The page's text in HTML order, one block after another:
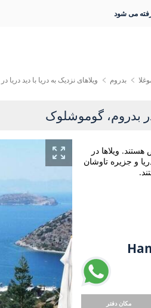
بدروم ویلاهای نزدیک به دریا با دید
در بدروم، گوموشلوک
متشکل از 4 ویلا خاص هستند. ویلاها در
و جزیره تاوشان
مکان دفتر
می شود